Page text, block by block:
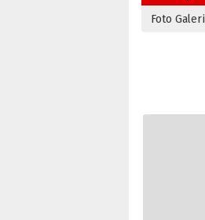
Foto Galeri